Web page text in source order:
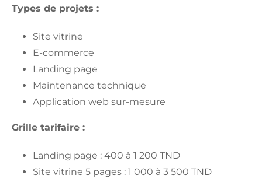
Types de projets :
Site vitrine
E-commerce
Landing page
Maintenance technique
Application web sur-mesure
Grille tarifaire :
Landing page : 400 à 1 200 TND
Site vitrine 5 pages : 1 000 à 3 500 TND